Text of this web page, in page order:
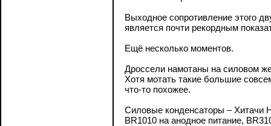
Выходное сопротивление этого
является почти рекордным
Ещё несколько моментов.
Дроссели намотаны на силовом
Хотя мотать такие большие
что-то похожее.
Силовые конденсаторы – Хитачи
BR1010 на анодное питание,